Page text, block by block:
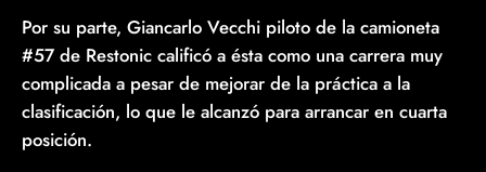
Por su parte, Giancarlo Vecchi piloto de la camioneta
#57 de Restonic calificó a ésta como una carrera muy
complicada a pesar de mejorar de la práctica a la
clasificación, lo que le alcanzó para arrancar en cuarta
posición.